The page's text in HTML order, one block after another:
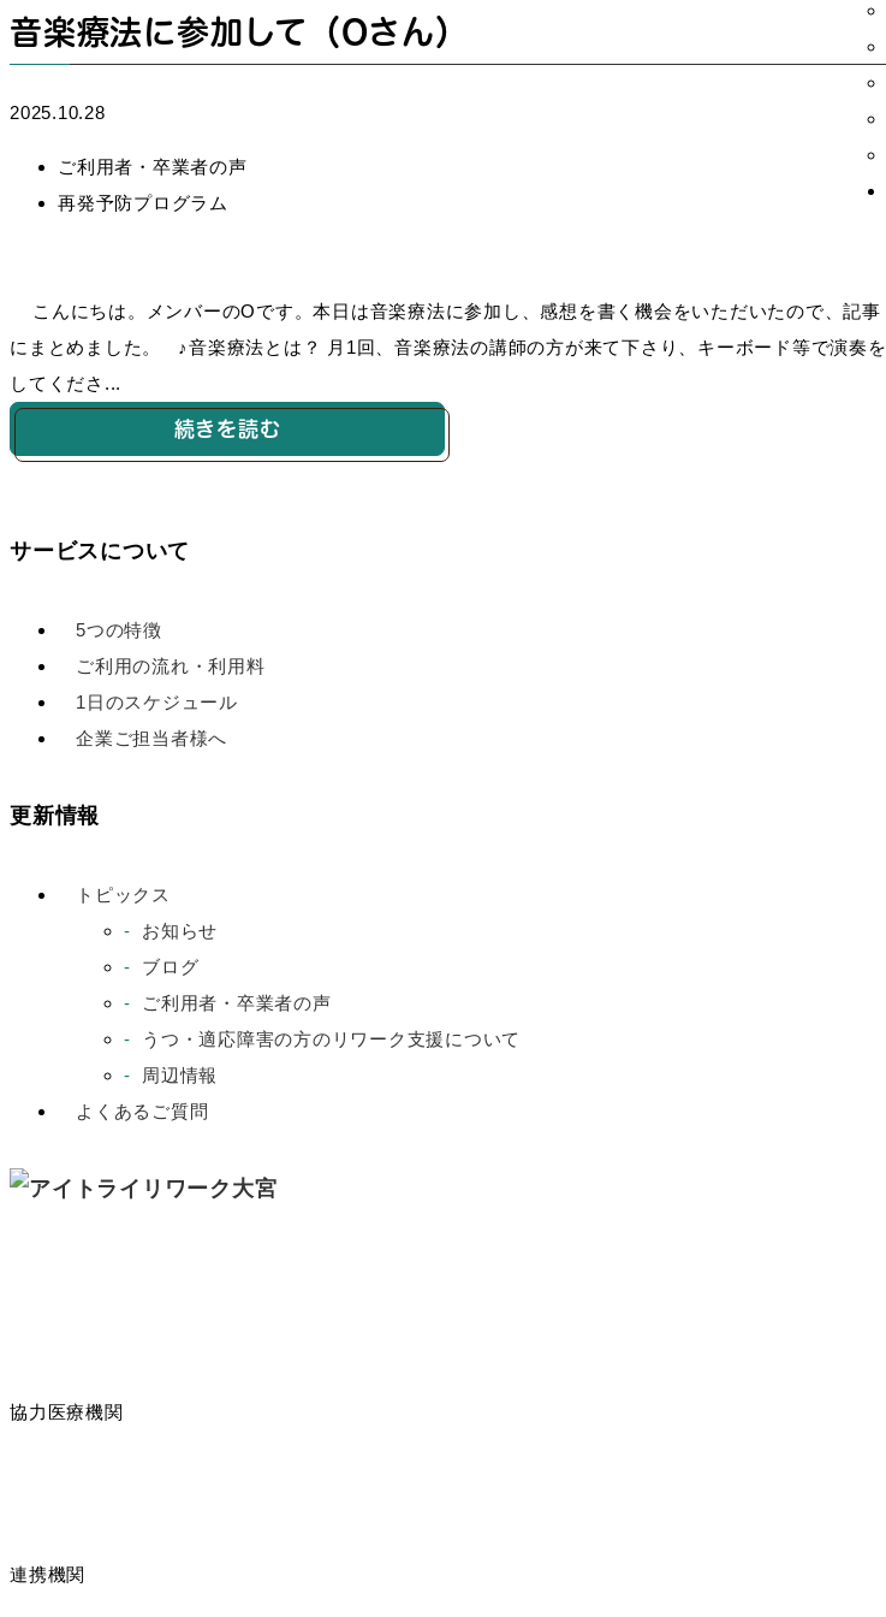
音楽療法に参加して（Oさん）
2025.10.28
ご利用者・卒業者の声
再発予防プログラム
こんにちは。メンバーのOです。本日は音楽療法に参加し、感想を書く機会をいただいたので、記事
にまとめました。 ♪音楽療法とは？ 月1回、音楽療法の講師の方が来て下さり、キーボード等で演奏を
してくださ...
続きを読む
サービスについて
5つの特徴
ご利用の流れ・利用料
1日のスケジュール
企業ご担当者様へ
更新情報
トピックス
お知らせ
ブログ
ご利用者・卒業者の声
うつ・適応障害の方のリワーク支援について
周辺情報
よくあるご質問
協力医療機関
連携機関